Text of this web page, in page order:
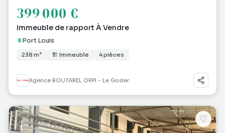
399 000 €
Immeuble de rapport À Vendre
Port Louis
238 m² 🏗 Immeuble 4 pièces
Agence BOUTAREL ORPI - Le Gosier
♡